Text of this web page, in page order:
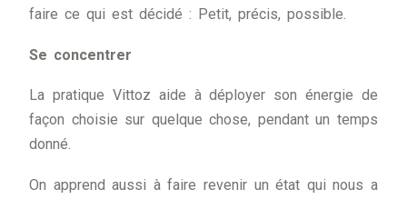
faire ce qui est décidé : Petit, précis, possible.
Se concentrer
La pratique Vittoz aide à déployer son énergie de
façon choisie sur quelque chose, pendant un temps
donné.
On apprend aussi à faire revenir un état qui nous a